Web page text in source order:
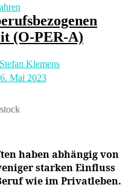
Kategorien
(O-PER-A)
Stefan Klemens
Mai 2023
haben abhängig von
starken Einfluss
wie im Privatleben.